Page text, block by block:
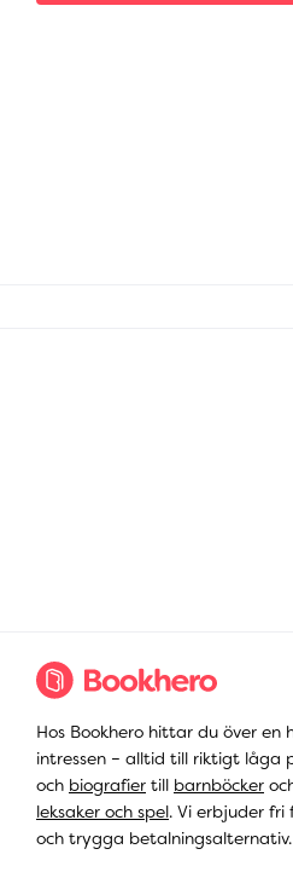
Hos Bookhero hittar du över
intressen – alltid till riktigt låga
och biografier till barnböcker
leksaker och spel. Vi erbjuder fri
och trygga betalningsalternativ.